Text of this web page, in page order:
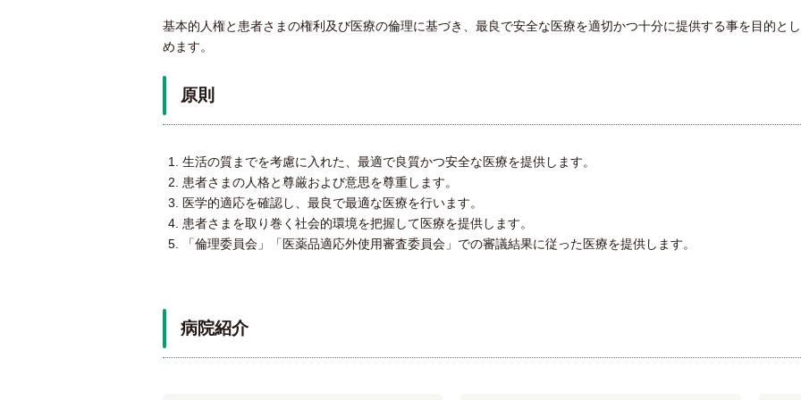
基本的人権と患者さまの権利及び医療の倫理に基づき、最良で安全な医療を適切かつ十分に提供する事を目的と
めます。
原則
生活の質までを考慮に入れた、最適で良質かつ安全な医療を提供します。
患者さまの人格と尊厳および意思を尊重します。
医学的適応を確認し、最良で最適な医療を行います。
患者さまを取り巻く社会的環境を把握して医療を提供します。
「倫理委員会」「医薬品適応外使用審査委員会」での審議結果に従った医療を提供します。
病院紹介